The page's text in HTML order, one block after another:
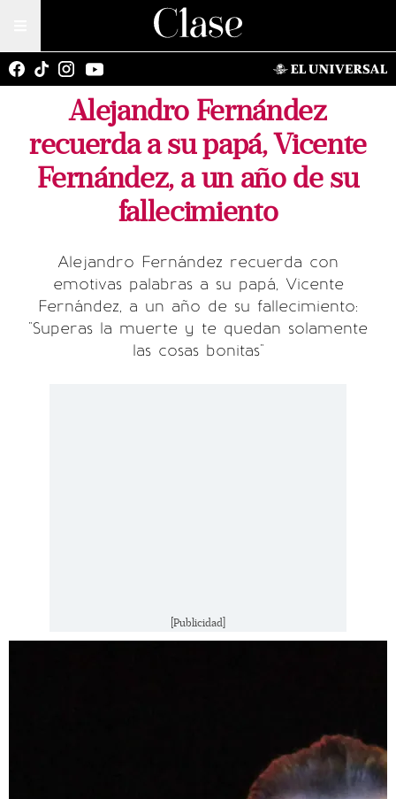
Alejandro Fernández
recuerda a su papá, Vicente
Fernández, a un año de su
fallecimiento
Alejandro Fernández recuerda con
emotivas palabras a su papá, Vicente
Fernández, a un año de su fallecimiento:
"Superas la muerte y te quedan solamente
las cosas bonitas"
[Publicidad]